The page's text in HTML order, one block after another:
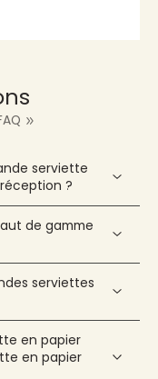
serviette
?
de gamme
serviettes
en papier
en papier